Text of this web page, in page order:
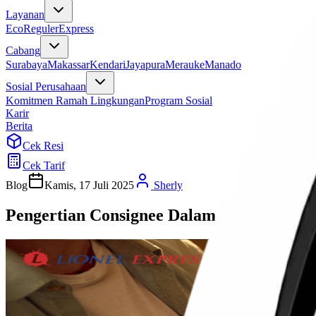
Layanan
EcoRegulerExpress
Cabang
SurabayaMakassarKendariJayapuraMeraukeManado
Sosial Perusahaan
Komitmen Ramah LingkunganProgram Sosial
Karir
Berita
Cek Resi
Cek Tarif
Blog
Kamis, 17 Juli 2025 Sherly
Pengertian Consignee Dalam Jasa